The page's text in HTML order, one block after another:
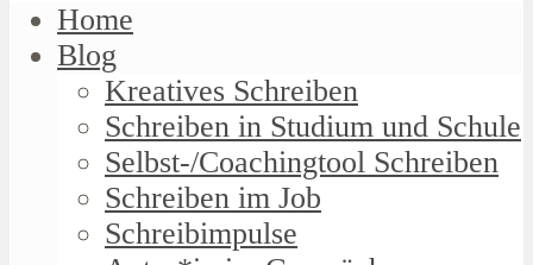
Home
Blog
Kreatives Schreiben
Schreiben in Studium und Schule
Selbst-/Coachingtool Schreiben
Schreiben im Job
Schreibimpulse